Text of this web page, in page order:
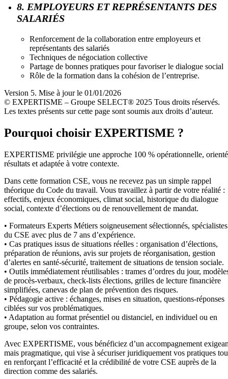
8. EMPLOYEURS ET REPRÉSENTANTS DES
SALARIÉS
Renforcement de la collaboration entre employeurs et
représentants des salariés
Techniques de négociation collective
Partage de bonnes pratiques pour favoriser le dialogue social
Rôle de la formation dans la cohésion de l’entreprise.
Version 5. Mise à jour le 01/01/2026
© EXPERTISME – Groupe SELECT® 2025 Tous droits réservés.
Les textes présents sur cette page sont soumis aux droits d’auteur.
Pourquoi choisir EXPERTISME ?
EXPERTISME privilégie une approche 100 % opérationnelle,
résultats et adaptée à votre contexte.
Dans cette formation CSE, vous ne recevez pas un simple rappel
théorique du Code du travail. Vous travaillez à partir de votre réalité :
effectifs, enjeux économiques, climat social, historique du dialogue
social, contexte d’élections ou de renouvellement de mandat.
• Formateurs Experts Métiers soigneusement sélectionnés, spécialistes
du CSE avec plus de 7 ans d’expérience.
• Cas pratiques issus de situations réelles : organisation d’élections,
préparation de réunions, avis sur projets de réorganisation, gestion
d’alertes en santé-sécurité, traitement de situations de tension sociale.
• Outils immédiatement réutilisables : trames d’ordres du jour,
de procès-verbaux, check-lists élections, grilles de lecture financière
simplifiées, canevas de plan de prévention des risques.
• Pédagogie active : échanges, mises en situation, questions-réponses
ciblées sur vos problématiques.
• Adaptation au format présentiel ou distanciel, en individuel ou en
groupe, selon vos contraintes.
Avec EXPERTISME, vous bénéficiez d’un accompagnement
mais pragmatique, qui vise à sécuriser juridiquement vos pratiques
en renforçant l’efficacité et la crédibilité de votre CSE auprès de la
direction comme des salariés.